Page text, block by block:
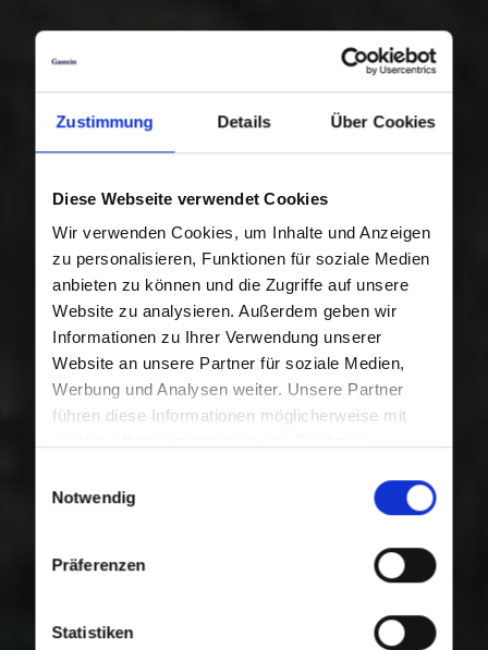
Zustimmung Details Über Cookies
Diese Webseite verwendet Cookies
Wir verwenden Cookies, um Inhalte und Anzeigen
zu personalisieren, Funktionen für soziale Medien
anbieten zu können und die Zugriffe auf unsere
Website zu analysieren. Außerdem geben wir
Informationen zu Ihrer Verwendung unserer
Website an unsere Partner für soziale Medien,
Werbung und Analysen weiter. Unsere Partner
führen diese Informationen möglicherweise mit
Nutzung der Dienste gesammelt haben.
Notwendig
Präferenzen
Statistiken